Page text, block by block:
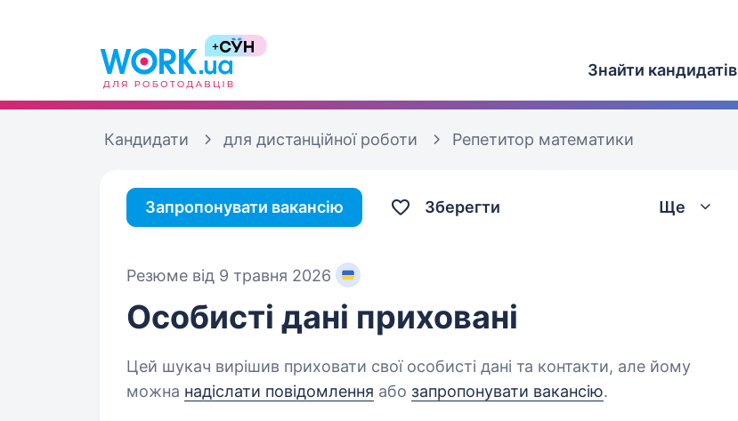
Знайти кандидатів
Кандидати для дистанційної роботи Репетитор математики
Запропонувати вакансію Зберегти Ще
Резюме від 9 травня 2026
Особисті дані приховані
Цей шукач вирішив приховати свої особисті дані та контакти, але йому
можна надіслати повідомлення або запропонувати вакансію.